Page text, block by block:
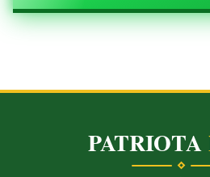
PATRIOTA